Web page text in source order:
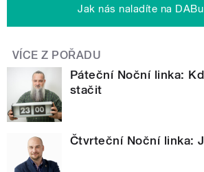
Jak nás naladíte na DABu
VÍCE Z POŘADU
Páteční Noční linka:
stačit
Čtvrteční Noční linka: